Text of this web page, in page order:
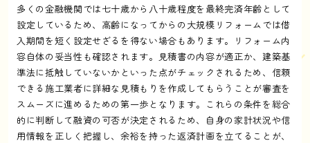
多くの金融機関では七十歳から八十歳程度を最終完済年齢として
設定しているため、高齢になってからの大規模リフォームでは借
入期間を短く設定せざるを得ない場合もあります。リフォーム内
容自体の妥当性も確認されます。見積書の内容が適正か、建築基
準法に抵触していないかといった点がチェックされるため、信頼
できる施工業者に詳細な見積もりを作成してもらうことが審査を
スムーズに進めるための第一歩となります。これらの条件を総合
的に判断して融資の可否が決定されるため、自身の家計状況や信
用情報を正しく把握し、余裕を持った返済計画を立てることが、